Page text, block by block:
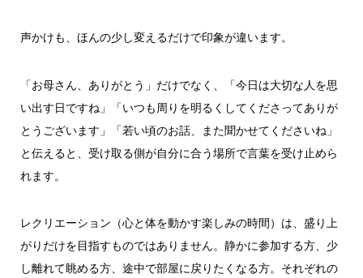
声かけも、ほんの少し変えるだけで印象が違います。
「お母さん、ありがとう」だけでなく、「今日は大切な人を思
い出す日ですね」「いつも周りを明るくしてくださってありが
とうございます」「若い頃のお話、また聞かせてくださいね」
と伝えると、受け取る側が自分に合う場所で言葉を受け止めら
れます。
レクリエーション（心と体を動かす楽しみの時間）は、盛り上
がりだけを目指すものではありません。静かに参加する方、少
し離れて眺める方、途中で部屋に戻りたくなる方。それぞれの